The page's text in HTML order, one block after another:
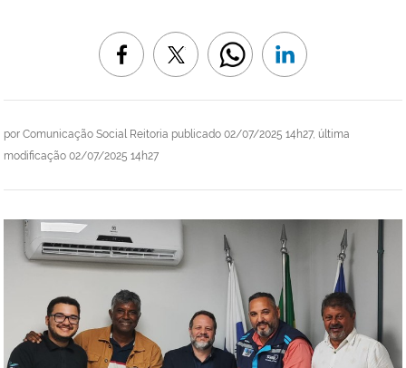
por Comunicação Social Reitoria publicado 02/07/2025 14h27, última
modificação 02/07/2025 14h27